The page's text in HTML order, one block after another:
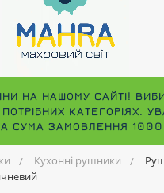
НА НАШОМУ САЙТІ!
КАТЕГОРІЯХ.
СУМА ЗАМОВЛЕННЯ
Кухонні рушники